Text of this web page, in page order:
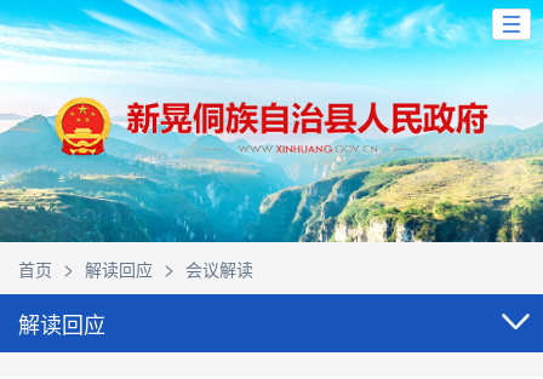
首页 > 解读回应 > 会议解读
解读回应